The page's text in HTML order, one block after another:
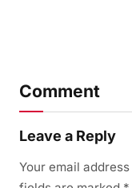
Comment
Leave a Reply
Your email